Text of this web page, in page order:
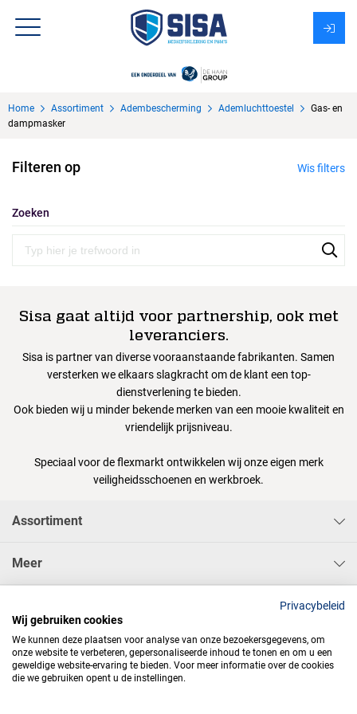
Over Sisa
Home Assortiment Adembescherming Ademluchttoestel
Gas- en
dampmasker
Filteren op Wis filters
Zoeken
Sisa gaat altijd voor partnership, ook met
leveranciers.
Sisa is partner van diverse vooraanstaande fabrikanten. Samen
versterken we elkaars slagkracht om de klant een top-
dienstverlening te bieden.
Ook bieden wij u minder bekende merken van een mooie kwaliteit en
vriendelijk prijsniveau.
Speciaal voor de flexmarkt ontwikkelen wij onze eigen merk
veiligheidsschoenen en werkbroek.
Assortiment
Meer
Privacybeleid
Wij gebruiken cookies
We kunnen deze plaatsen voor analyse van onze bezoekersgegevens, om
onze website te verbeteren, gepersonaliseerde inhoud te tonen en om u een
geweldige website-ervaring te bieden. Voor meer informatie over de cookies
die we gebruiken opent u de instellingen.